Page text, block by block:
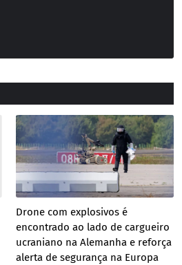
Drone com explosivos é
encontrado ao lado de cargueiro
ucraniano na Alemanha e reforça
alerta de segurança na Europa